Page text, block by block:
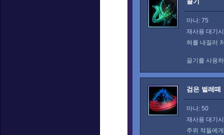
마나: 75
재사용 대기
혀를 내질러
끌기를 사용
검은 벌레떼
마나: 50
재사용 대기
주위 적들에